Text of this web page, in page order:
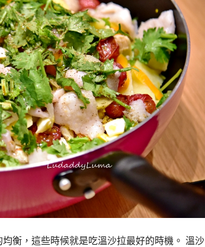
衡，這些時候就是吃溫沙拉最好的時機。 溫沙